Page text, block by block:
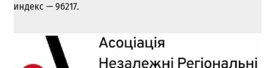
индекс — 96217.